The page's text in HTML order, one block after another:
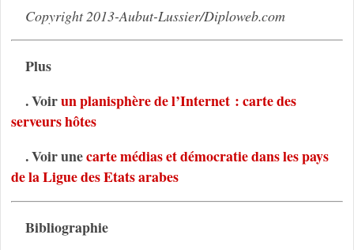
Copyright 2013-Aubut-Lussier/Diploweb.com
Plus
. Voirun planisphère de l’Internet : carte des
serveurs hôtes
. Voir unecarte médias et démocratie dans les pays
de la Ligue des Etats arabes
Bibliographie